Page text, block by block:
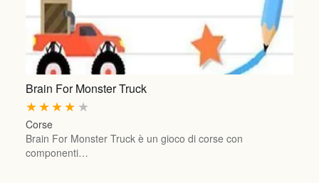
Brain For Monster Truck
★
★
★
★
★
Corse
Brain For Monster Truck è un gioco di corse con
componenti…